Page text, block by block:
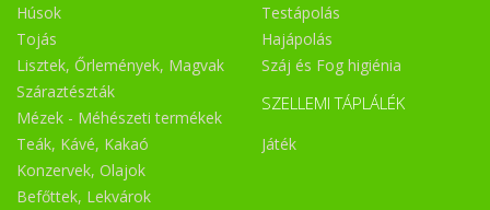
Húsok
Tojás
Lisztek, Őrlemények, Magvak
Száraztészták
Mézek - Méhészeti termékek
Teák, Kávé, Kakaó
Konzervek, Olajok
Befőttek, Lekvárok
Testápolás
Hajápolás
Száj és Fog higiénia
SZELLEMI TÁPLÁLÉK
Játék